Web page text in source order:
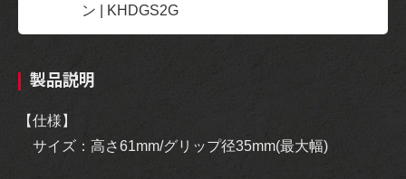
ン | KHDGS2G
製品説明
【仕様】
サイズ：高さ61mm/グリップ径35mm(最大幅)